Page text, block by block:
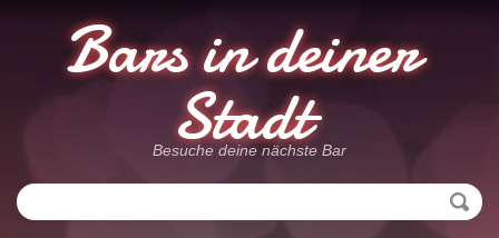
Bars in deiner
Stadt
Besuche deine nächste Bar